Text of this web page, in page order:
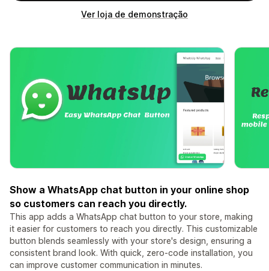
Ver loja de demonstração
Show a WhatsApp chat button in your online shop
so customers can reach you directly.
This app adds a WhatsApp chat button to your store, making
it easier for customers to reach you directly. This customizable
button blends seamlessly with your store's design, ensuring a
consistent brand look. With quick, zero-code installation, you
can improve customer communication in minutes.